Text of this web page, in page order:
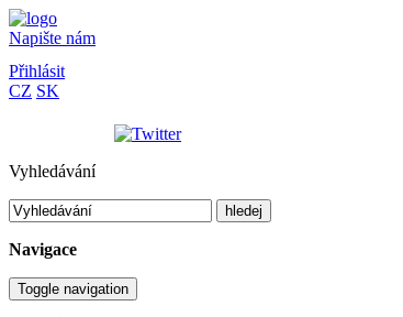
Napište nám
Přihlásit
CZ SK
Vyhledávání
hledej
Navigace
Toggle navigation